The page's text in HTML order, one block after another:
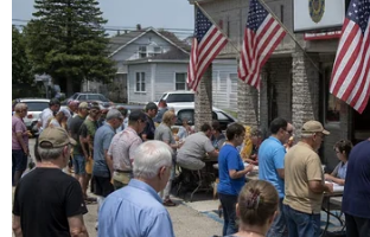
TIN CÙNG CHUYÊN MỤC
Thưởng vượt kế hoạch: động lực còn
thiếu cho doanh nghiệp dẫn dắt
07/08/2026 04:01